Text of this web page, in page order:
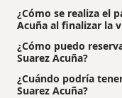
¿Cómo se realiza el
Acuña al finalizar la
¿Cómo puedo
Suarez Acuña?
¿Cuándo podría
Suarez Acuña?